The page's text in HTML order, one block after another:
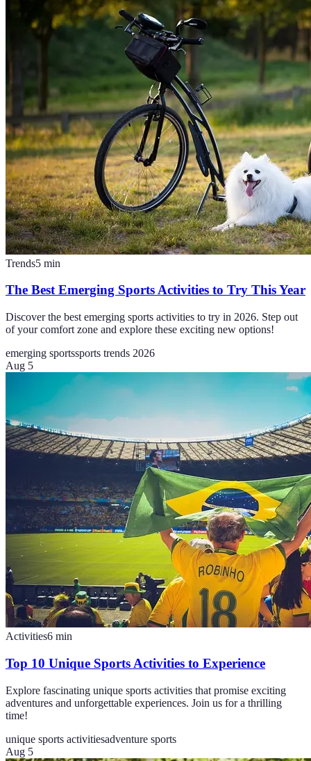
Trends5 min
The Best Emerging Sports Activities to Try This Year
Discover the best emerging sports activities to try in 2026. Step out
of your comfort zone and explore these exciting new options!
emerging sportssports trends 2026
Aug 5
Activities6 min
Top 10 Unique Sports Activities to Experience
Explore fascinating unique sports activities that promise exciting
adventures and unforgettable experiences. Join us for a thrilling
time!
unique sports activitiesadventure sports
Aug 5